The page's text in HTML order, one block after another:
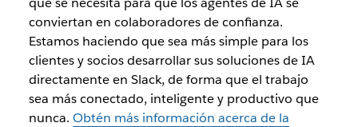
conviertan en colaboradores de confianza.
Estamos haciendo que sea más simple para los
clientes y socios desarrollar sus soluciones de IA
directamente en Slack, de forma que el trabajo
sea más conectado, inteligente y productivo que
nunca. Obtén más información acerca de la